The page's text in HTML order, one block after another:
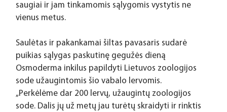
saugiai ir jam tinkamomis sąlygomis vystytis ne
vienus metus.
Saulėtas ir pakankamai šiltas pavasaris sudarė
puikias sąlygas paskutinę gegužės dieną
Osmoderma inkilus papildyti Lietuvos zoologijos
sode užaugintomis šio vabalo lervomis.
„Perkėlėme dar 200 lervų, užaugintų zoologijos
sode. Dalis jų už metų jau turėtų skraidyti ir rinktis